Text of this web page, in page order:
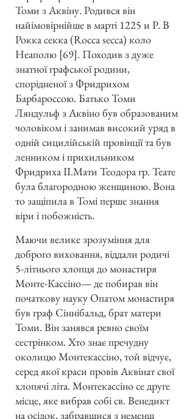
Томи з Аквіну. Родився він
найімовірнійше в марті 1225 и P. B
Рокка секка (Rocca secca) коло
Неаполю [69]. Походив з дуже
знатної графської родини,
спорідненої з Фридрихом
Барбароссою. Батько Томи
Ляндульф з Аквіно був образованим
чоловіком і занимав високий уряд в
одній сицилійській провінції та був
ленником і прихильником
Фридриха II.Мати Теодора гр. Теате
була благородною женщиною. Вона
то защіпила в Томі перше знання
віри і побожність.
Маючи велике зрозуміння для
доброго виховання, віддали родичі
5-літнього хлопця до монастиря
Монте-Кассіно— де побирав він
початкову науку Опатом монастиря
був граф Сіннібальд, брат матери
Томи. Він занявся ревно своїм
сестрінком. Хто знає пречудну
околицю Монтекассіно, той відчує,
серед якої краси провів Аквінат свої
хлопячі літа. Монтекассіно се друге
місце, яке вибрав собі св. Венедикт
на осідок, забравшися з неменш